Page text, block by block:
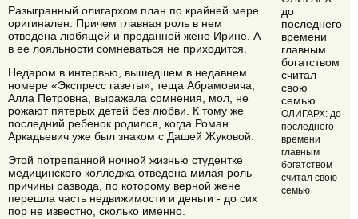
ОЛИГАРХ: до
последнего
времени
главным
богатством
считал свою
семью
Разыгранный олигархом план по крайней мере
оригинален. Причем главная роль в нем
отведена любящей и преданной жене Ирине. А
в ее лояльности сомневаться не приходится.
Недаром в интервью, вышедшем в недавнем
номере «Экспресс газеты», теща Абрамовича,
Алла Петровна, выражала сомнения, мол, не
рожают пятерых детей без любви. К тому же
последний ребенок родился, когда Роман
Аркадьевич уже был знаком с Дашей Жуковой.
Этой потрепанной ночной жизнью студентке
медицинского колледжа отведена милая роль
причины развода, по которому верной жене
перешла часть недвижимости и деньги - до сих
пор не известно, сколько именно.